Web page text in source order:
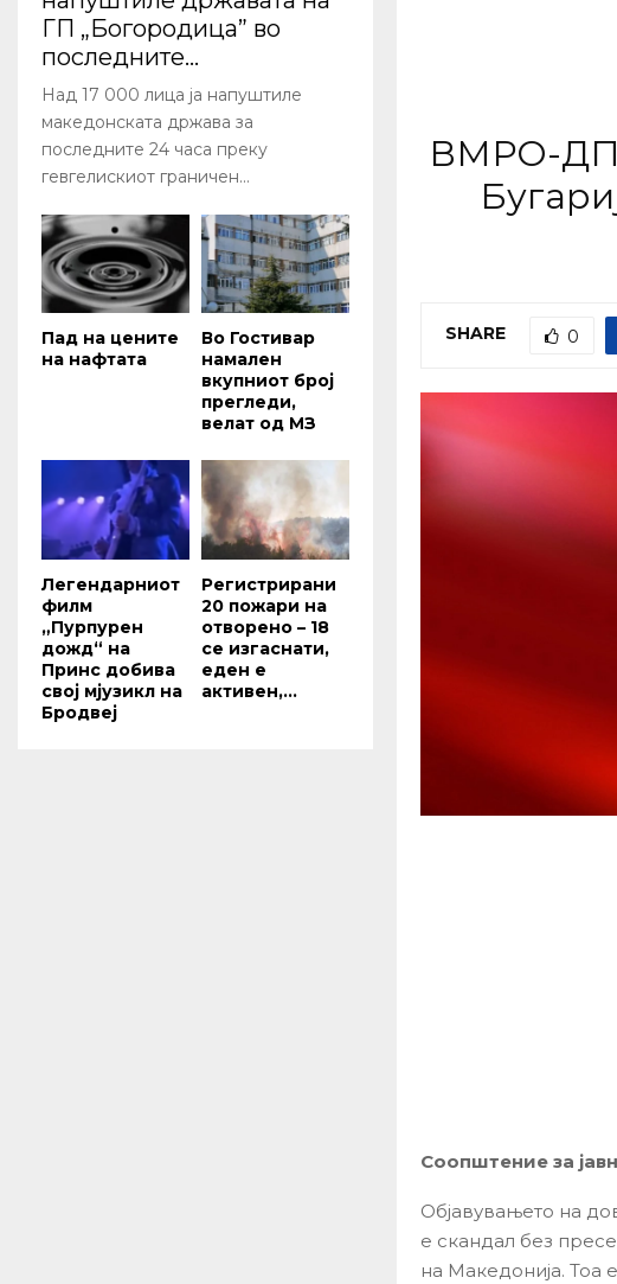
ВМРО-
SHARE 0
Соопштение за
Објавувањето на
е скандал без
на Македонија. Тоа
ГП „Богородица” во
последните...
Над 17 000 лица ја напуштиле
македонската држава за
последните 24 часа преку
гевгелискиот граничен...
Пад на цените
на нафтата
Во Гостивар
намален
вкупниот број
прегледи,
велат од МЗ
Легендарниот
филм
„Пурпурен
дожд“ на
Принс добива
свој мјузикл на
Бродвеј
Регистрирани
20 пожари на
отворено – 18
се изгаснати,
еден е
активен,...